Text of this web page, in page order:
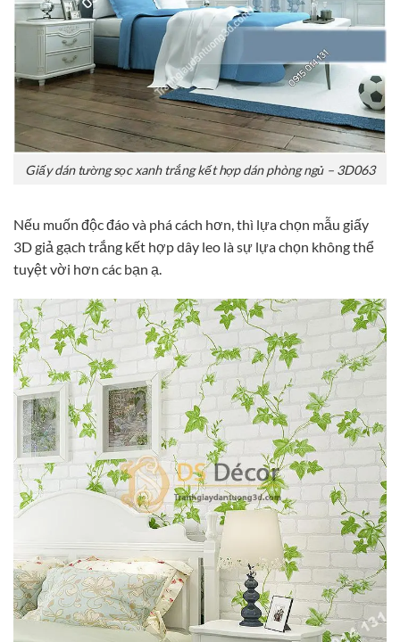
Giấy dán tường sọc xanh trắng kết hợp dán phòng ngủ – 3D063
Nếu muốn độc đáo và phá cách hơn, thì lựa chọn mẫu giấy
3D giả gạch trắng kết hợp dây leo là sự lựa chọn không thể
tuyệt vời hơn các bạn ạ.